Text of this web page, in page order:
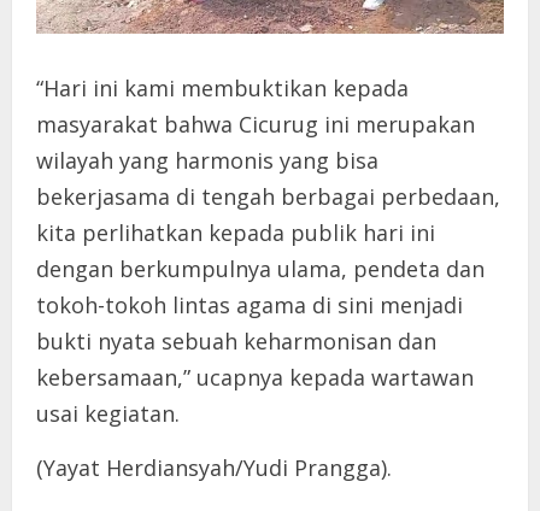
“Hari ini kami membuktikan kepada
masyarakat bahwa Cicurug ini merupakan
wilayah yang harmonis yang bisa
bekerjasama di tengah berbagai perbedaan,
kita perlihatkan kepada publik hari ini
dengan berkumpulnya ulama, pendeta dan
tokoh-tokoh lintas agama di sini menjadi
bukti nyata sebuah keharmonisan dan
kebersamaan,” ucapnya kepada wartawan
usai kegiatan.
(Yayat Herdiansyah/Yudi Prangga).